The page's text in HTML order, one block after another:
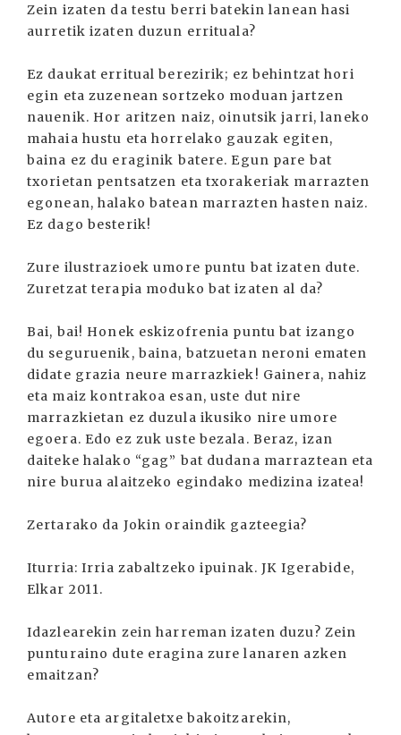
Zein izaten da testu berri batekin lanean hasi
aurretik izaten duzun errituala?
Ez daukat erritual berezirik; ez behintzat hori
egin eta zuzenean sortzeko moduan jartzen
nauenik. Hor aritzen naiz, oinutsik jarri, laneko
mahaia hustu eta horrelako gauzak egiten,
baina ez du eraginik batere. Egun pare bat
txorietan pentsatzen eta txorakeriak marrazten
egonean, halako batean marrazten hasten naiz.
Ez dago besterik!
Zure ilustrazioek umore puntu bat izaten dute.
Zuretzat terapia moduko bat izaten al da?
Bai, bai! Honek eskizofrenia puntu bat izango
du seguruenik, baina, batzuetan neroni ematen
didate grazia neure marrazkiek! Gainera, nahiz
eta maiz kontrakoa esan, uste dut nire
marrazkietan ez duzula ikusiko nire umore
egoera. Edo ez zuk uste bezala. Beraz, izan
daiteke halako “gag” bat dudana marraztean eta
nire burua alaitzeko egindako medizina izatea!
Zertarako da Jokin oraindik gazteegia?
Iturria: Irria zabaltzeko ipuinak. JK Igerabide,
Elkar 2011.
Idazlearekin zein harreman izaten duzu? Zein
punturaino dute eragina zure lanaren azken
emaitzan?
Autore eta argitaletxe bakoitzarekin,